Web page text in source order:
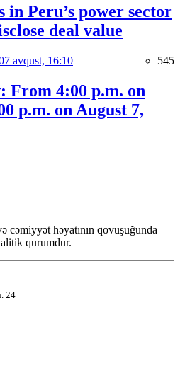
in Peru’s power sector
deal value
avqust, 16:10 545
From 4:00 p.m. on
p.m. on August 7,
cəmiyyət həyatının qovuşuğunda
qurumdur.
24